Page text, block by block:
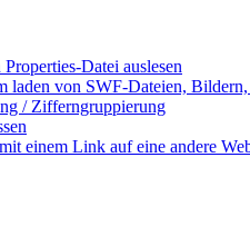
Datei auslesen
laden von SWF-Dateien,
/ Zifferngruppierung
einem Link auf eine andere